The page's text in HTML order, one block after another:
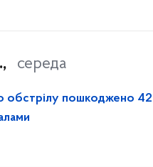
середа
обстрілу пошкоджено